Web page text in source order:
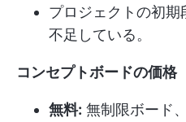
プロジェクトの初
不足している。
コンセプトボードの価格
無料: 無制限ボード